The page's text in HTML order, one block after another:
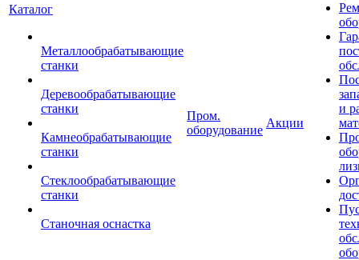
Каталог
Металлообрабатывающие
станки
Деревообрабатывающие
станки
Камнеобрабатывающие
станки
Стеклообрабатывающие
станки
Станочная оснастка
Пром.
оборудование
Акции
и